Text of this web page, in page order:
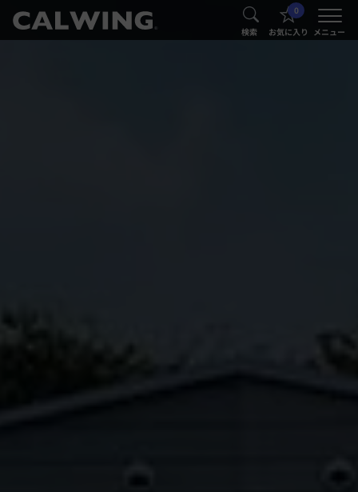
® 検索
0
お気に入り メニュー
®